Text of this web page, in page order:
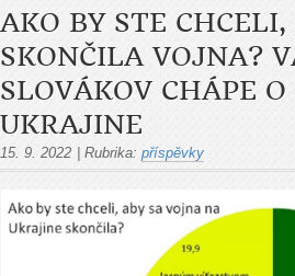
AKO BY STE CHCELI,
SKONČILA VOJNA?
SLOVÁKOV CHÁPE
UKRAJINE
15. 9. 2022 Rubrika: příspěvky